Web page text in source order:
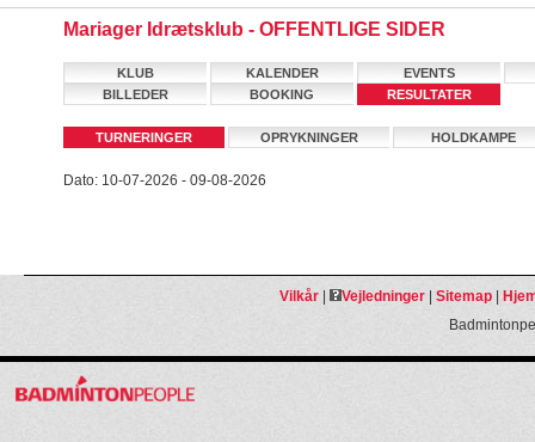
Mariager Idrætsklub - OFFENTLIGE SIDER
KLUB KALENDER
EVENTS
BILLEDER
BOOKING RESULTATER
TURNERINGER OPRYKNINGER HOLDKAMPE
Dato: 10-07-2026 - 09-08-2026
Vilkår| Vejledninger| Sitemap|